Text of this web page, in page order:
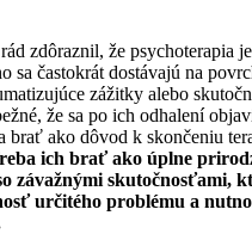
zdôraznil, že psychoterapia
sa častokrát dostávajú na
zážitky alebo
že sa po ich odhalení
brať ako dôvod k skončeniu
ich brať ako úplne
závažnými skutočnosťami,
určitého problému a